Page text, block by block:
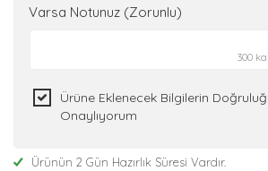
Varsa Notunuz (Zorunlu)
300
Ürüne Eklenecek Bilgilerin
Onaylıyorum
Ürünün 2 Gün Hazırlık Süresi Vardır.